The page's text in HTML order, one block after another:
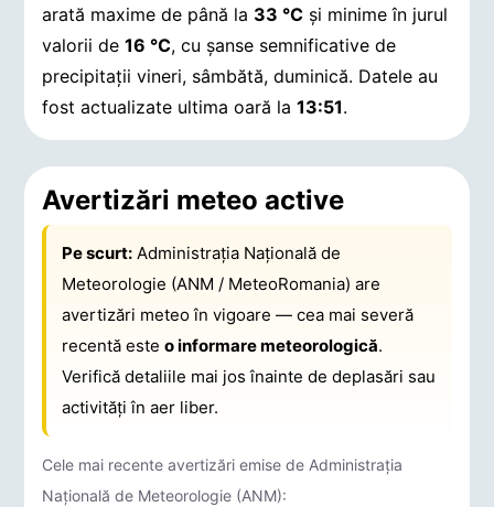
arată maxime de până la 33 °C și minime în jurul
valorii de16 °C, cu șanse semnificative de
precipitații vineri, sâmbătă, duminică. Datele au
fost actualizate ultima oară la13:51.
Avertizări meteo active
Pe scurt: Administrația Națională de
Meteorologie (ANM / MeteoRomania) are
avertizări meteo în vigoare — cea mai severă
recentă esteo informare meteorologică.
Verifică detaliile mai jos înainte de deplasări sau
activități în aer liber.
Cele mai recente avertizări emise de Administrația
Națională de Meteorologie (ANM):